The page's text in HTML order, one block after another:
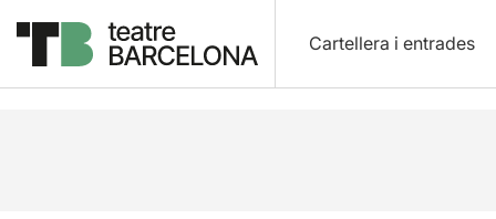
Cartellera i entrades